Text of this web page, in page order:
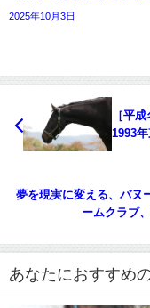
2025年10月3日
［平
1993
夢を現実に変える、バヌ
ームクラブ
あなたにおすすめ